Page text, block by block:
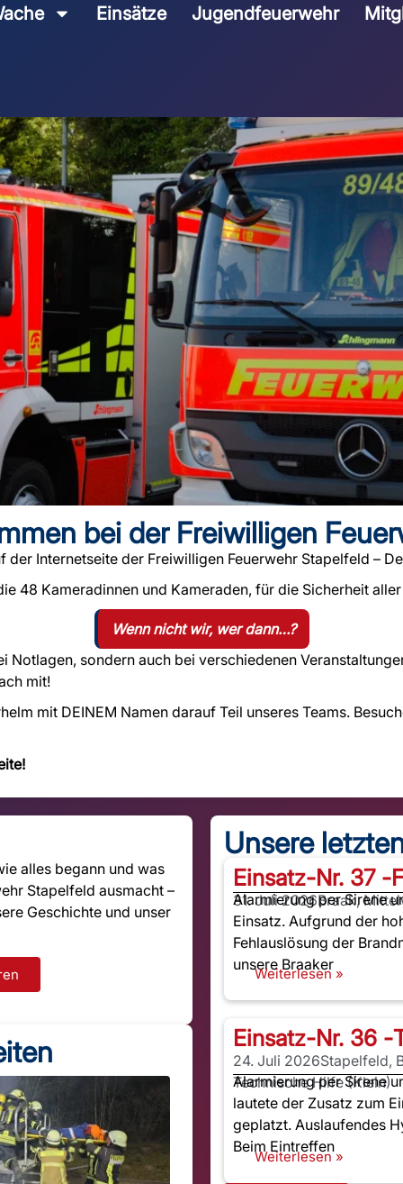
Einsätze Jugendfeuerwehr
bei der Freiwilligen
der Internetseite der Freiwilligen Feuerwehr Stapelfeld –
48 Kameradinnen und Kameraden, für die Sicherheit
Wenn nicht wir, wer dann…?
sondern auch bei verschiedenen
mit!
mit DEINEM Namen darauf Teil unseres Teams.
alles begann und was
Stapelfeld ausmacht –
Geschichte und unser
Unsere
Einsatz-Nr. 37 -
31. Juli 2026Braak,
Alarmierung per Sirene
Einsatz. Aufgrund der
Fehlauslösung der
unsere Braaker
Weiterlesen »
Einsatz-Nr. 36 -
24. Juli 2026Stapelfeld,
Technische Hilfe (Klein)
Alarmierung per Sirene
lautete der Zusatz zum
geplatzt. Auslaufendes
Beim Eintreffen
Weiterlesen »